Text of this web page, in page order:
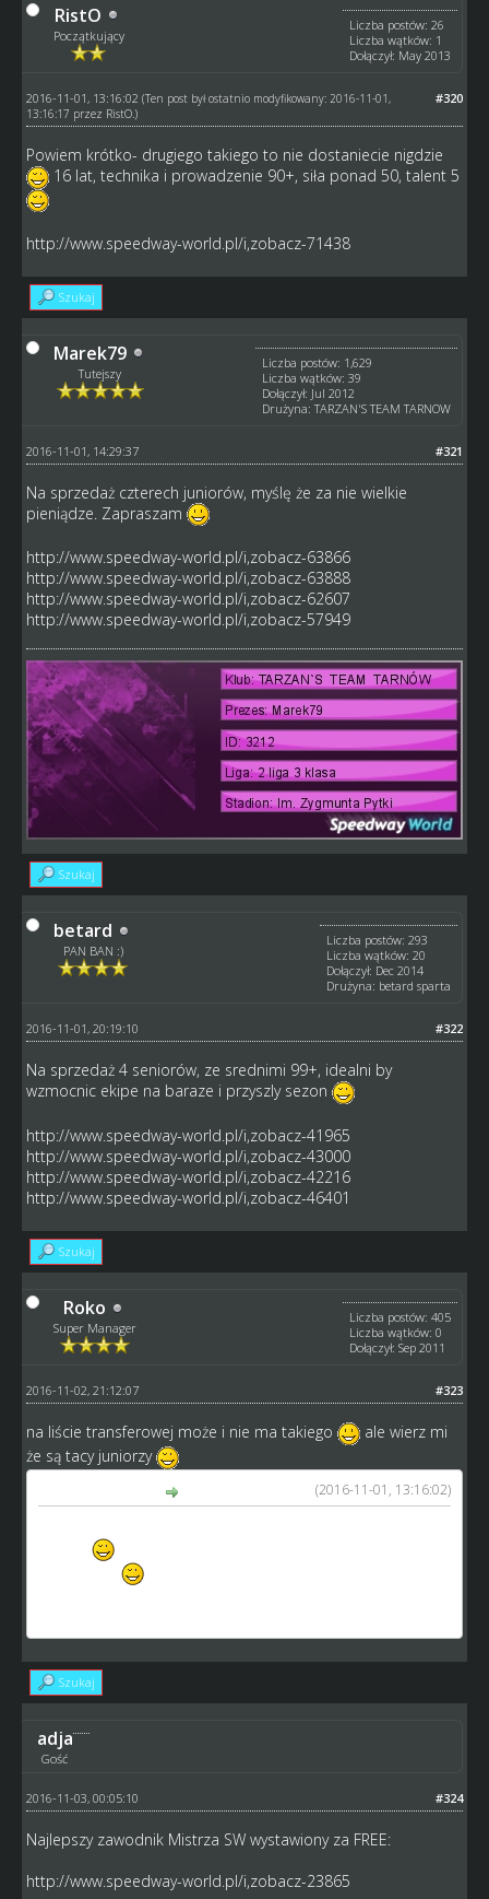
RistO
Początkujący
Liczba postów: 26
Liczba wątków: 1
Dołączył: May 2013
#320
2016-11-01, 13:16:02 (Ten post był ostatnio modyfikowany: 2016-11-01,
13:16:17 przez RistO.)
Powiem krótko- drugiego takiego to nie dostaniecie nigdzie
16 lat, technika i prowadzenie 90+, siła ponad 50, talent 5
http://www.speedway-world.pl/i,zobacz-71438
Szukaj
Marek79
Tutejszy
Liczba postów: 1,629
Liczba wątków: 39
Dołączył: Jul 2012
Drużyna: TARZAN'S TEAM TARNOW
#321
2016-11-01, 14:29:37
Na sprzedaż czterech juniorów, myślę że za nie wielkie
pieniądze. Zapraszam
http://www.speedway-world.pl/i,zobacz-63866
http://www.speedway-world.pl/i,zobacz-63888
http://www.speedway-world.pl/i,zobacz-62607
http://www.speedway-world.pl/i,zobacz-57949
Szukaj
betard
PAN BAN :)
Liczba postów: 293
Liczba wątków: 20
Dołączył: Dec 2014
Drużyna: betard sparta
#322
2016-11-01, 20:19:10
Na sprzedaż 4 seniorów, ze srednimi 99+, idealni by
wzmocnic ekipe na baraze i przyszly sezon
http://www.speedway-world.pl/i,zobacz-41965
http://www.speedway-world.pl/i,zobacz-43000
http://www.speedway-world.pl/i,zobacz-42216
http://www.speedway-world.pl/i,zobacz-46401
Szukaj
Roko
Super Manager
Liczba postów: 405
Liczba wątków: 0
Dołączył: Sep 2011
#323
2016-11-02, 21:12:07
na liście transferowej może i nie ma takiego
ale wierz mi
że są tacy juniorzy
(2016-11-01, 13:16:02)
16 lat, technika i prowadzenie 90+, siła ponad
Szukaj
adja
Gość
#324
2016-11-03, 00:05:10
Najlepszy zawodnik Mistrza SW wystawiony za FREE:
http://www.speedway-world.pl/i,zobacz-23865